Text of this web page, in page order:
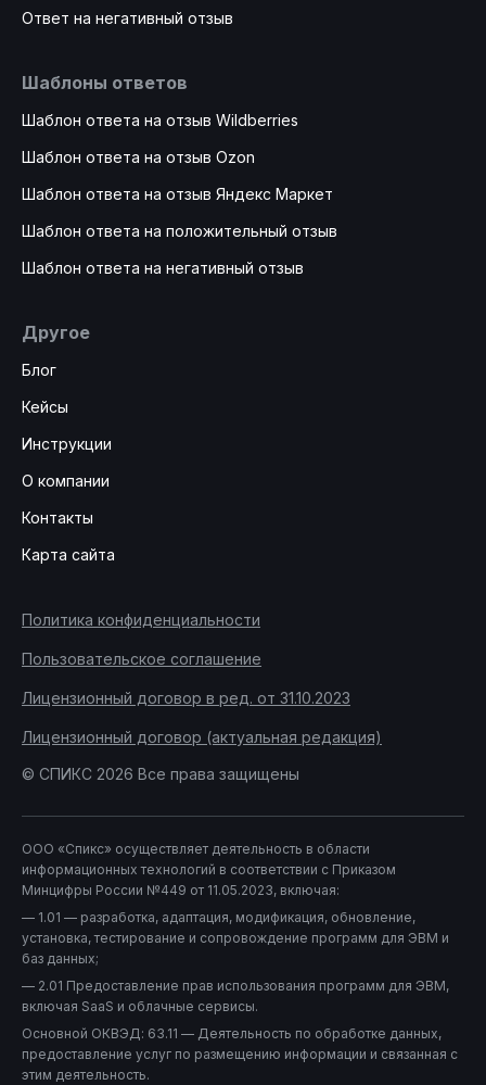
Ответ на негативный отзыв
Шаблоны ответов
Шаблон ответа на отзыв Wildberries
Шаблон ответа на отзыв Ozon
Шаблон ответа на отзыв Яндекс Маркет
Шаблон ответа на положительный отзыв
Шаблон ответа на негативный отзыв
Другое
Блог
Кейсы
Инструкции
О компании
Контакты
Карта сайта
Политика конфиденциальности
Пользовательское соглашение
Лицензионный договор в ред. от 31.10.2023
Лицензионный договор (актуальная редакция)
© СПИКС 2026 Все права защищены
ООО «Спикс» осуществляет деятельность в области
информационных технологий в соответствии с Приказом
Минцифры России №449 от 11.05.2023, включая:
— 1.01 — разработка, адаптация, модификация, обновление,
установка, тестирование и сопровождение программ для ЭВМ и
баз данных;
— 2.01 Предоставление прав использования программ для ЭВМ,
включая SaaS и облачные сервисы.
Основной ОКВЭД: 63.11 — Деятельность по обработке данных,
предоставление услуг по размещению информации и связанная с
этим деятельность.